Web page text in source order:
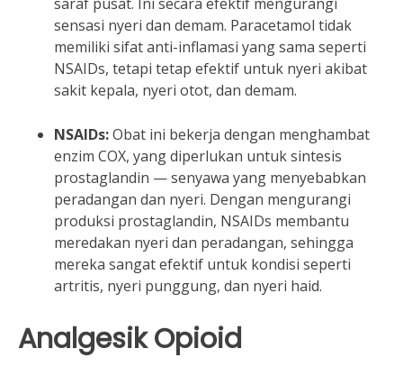
sensasi nyeri dan demam. Paracetamol tidak
memiliki sifat anti-inflamasi yang sama seperti
NSAIDs, tetapi tetap efektif untuk nyeri akibat
sakit kepala, nyeri otot, dan demam.
NSAIDs:Obat ini bekerja dengan menghambat
enzim COX, yang diperlukan untuk sintesis
prostaglandin — senyawa yang menyebabkan
peradangan dan nyeri. Dengan mengurangi
produksi prostaglandin, NSAIDs membantu
meredakan nyeri dan peradangan, sehingga
mereka sangat efektif untuk kondisi seperti
artritis, nyeri punggung, dan nyeri haid.
Analgesik Opioid